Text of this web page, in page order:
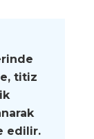
titiz
edilir.